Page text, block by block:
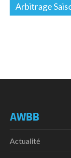
Arbitrage
AWBB
Actualité